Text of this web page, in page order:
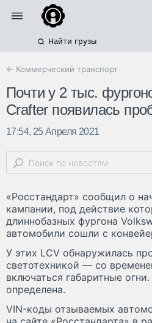
Найти грузы
← Коммерческий транспорт
Почти у 2 тыс.
Crafter появилась
17:54, 25 Апреля 2021
«Росстандарт» сообщил о
кампании, под действие
длиннобазных фургона
автомобили сошли с
У этих LCV обнаружилась
светотехникой — со
включаться габаритные
определена.
VIN-коды отзываемых